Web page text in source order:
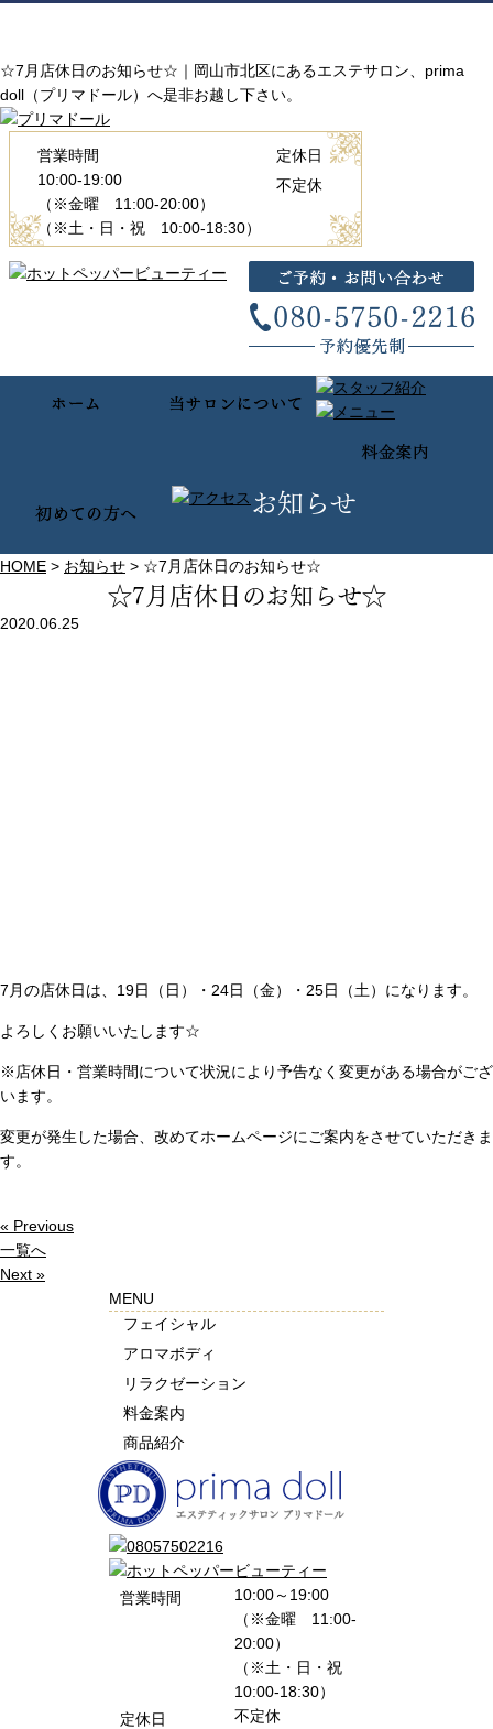
☆7月店休日のお知らせ☆｜岡山市北区にあるエステサロン、prima
doll（プリマドール）へ是非お越し下さい。
営業時間
10:00-19:00
（※金曜 11:00-20:00）
（※土・日・祝 10:00-18:30）
定休日
不定休
お知らせ
HOME > お知らせ > ☆7月店休日のお知らせ☆
☆7月店休日のお知らせ☆
2020.06.25
7月の店休日は、19日（日）・24日（金）・25日（土）になります。
よろしくお願いいたします☆
※店休日・営業時間について状況により予告なく変更がある場合がござ
います。
変更が発生した場合、改めてホームページにご案内をさせていただきま
す。
« Previous
一覧へ
Next »
MENU
フェイシャル
アロマボディ
リラクゼーション
料金案内
商品紹介
営業時間
10:00～19:00
（※金曜 11:00-
20:00）
（※土・日・祝
10:00-18:30）
定休日
不定休